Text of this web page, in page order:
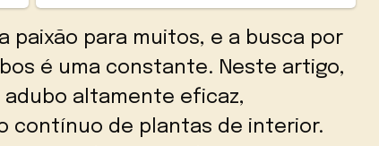
paixão para muitos, e a busca por
é uma constante. Neste artigo,
altamente eficaz,
contínuo de plantas de interior.